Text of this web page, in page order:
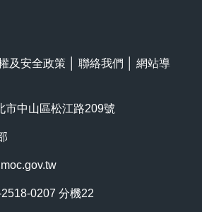
及安全政策 聯絡我們
網站導
市中山區松江路209號
0207 分機22